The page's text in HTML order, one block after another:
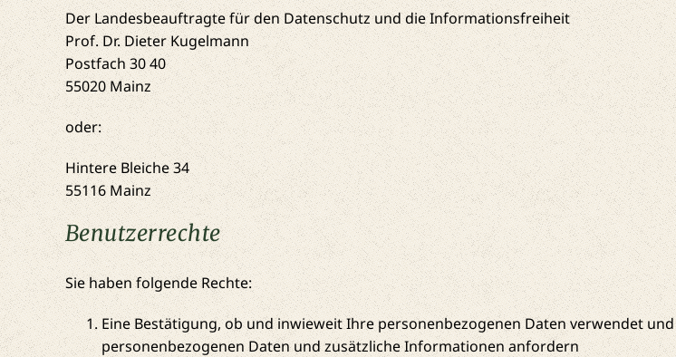
Der Landesbeauftragte für den Datenschutz und die Informationsfreiheit
Prof. Dr. Dieter Kugelmann
Postfach 30 40
55020 Mainz
oder:
Hintere Bleiche 34
55116 Mainz
Benutzerrechte
Sie haben folgende Rechte:
Eine Bestätigung, ob und inwieweit Ihre personenbezogenen Daten verwendet
personenbezogenen Daten und zusätzliche Informationen anfordern